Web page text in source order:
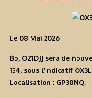
Le 08 Mai 2026
Bo, OZ1DJJ sera de
134, sous l’indicatif
Localisation : GP38NQ.